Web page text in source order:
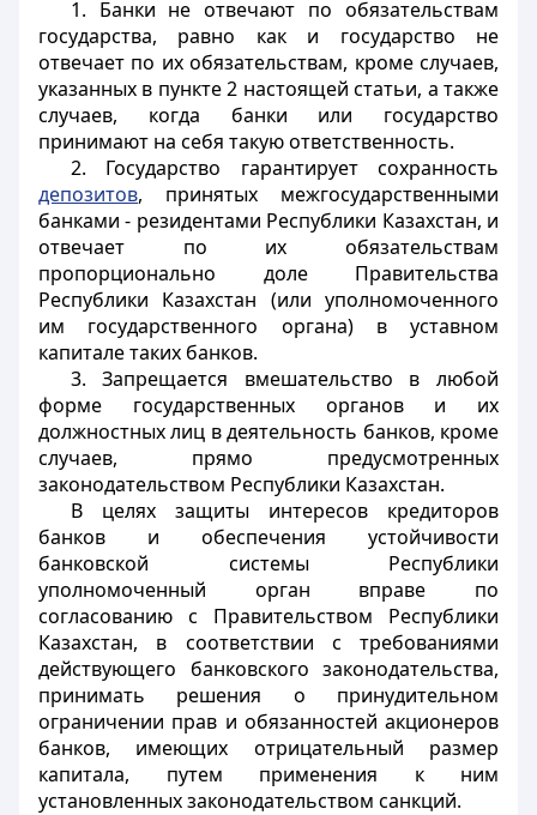
1. Банки не отвечают по обязательствам
государства, равно как и государство не
отвечает по их обязательствам, кроме случаев,
указанных в пункте 2 настоящей статьи, а также
случаев, когда банки или государство
принимают на себя такую ответственность.
2. Государство гарантирует сохранность
депозитов, принятых межгосударственными
банками - резидентами Республики Казахстан, и
отвечает по их обязательствам
пропорционально доле Правительства
Республики Казахстан (или уполномоченного
им государственного органа) в уставном
капитале таких банков.
3. Запрещается вмешательство в любой
форме государственных органов и их
должностных лиц в деятельность банков, кроме
случаев, прямо предусмотренных
законодательством Республики Казахстан.
В целях защиты интересов кредиторов
банков и обеспечения устойчивости
банковской системы Республики
уполномоченный орган вправе по
согласованию с Правительством Республики
Казахстан, в соответствии с требованиями
действующего банковского законодательства,
принимать решения о принудительном
ограничении прав и обязанностей акционеров
банков, имеющих отрицательный размер
капитала, путем применения к ним
установленных законодательством санкций.